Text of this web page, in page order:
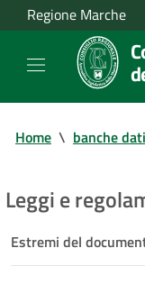
Regione Marche
Home \ banche
Leggi e
Estremi del